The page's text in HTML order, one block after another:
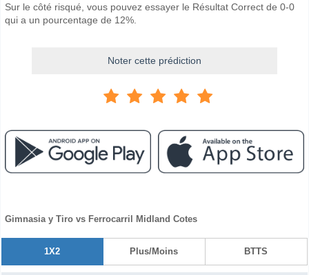
Sur le côté risqué, vous pouvez essayer le Résultat Correct de 0-0
qui a un pourcentage de 12%.
Noter cette prédiction
Gimnasia y Tiro vs Ferrocarril Midland Cotes
1X2 Plus/Moins BTTS